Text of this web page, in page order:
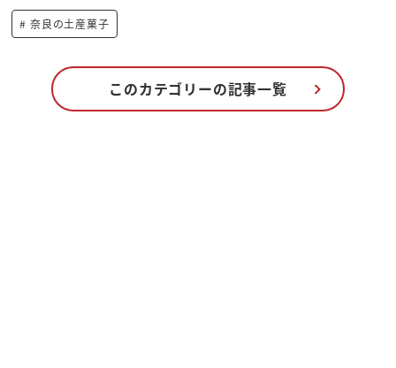
奈良の土産菓子
このカテゴリーの記事一覧